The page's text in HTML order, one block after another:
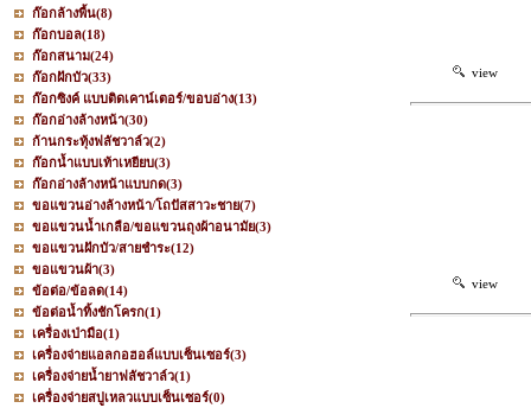
ก๊อกล้างพื้น(8)
ก๊อกบอล(18)
ก๊อกสนาม(24)
ก๊อกฝักบัว(33)
ก๊อกซิงค์ แบบติดเคาน์เตอร์/ขอบอ่าง(13)
ก๊อกอ่างล้างหน้า(30)
ก้านกระทุ้งฟลัชวาล์ว(2)
ก๊อกน้ำแบบเท้าเหยียบ(3)
ก๊อกอ่างล้างหน้าแบบกด(3)
ขอแขวนอ่างล้างหน้า/โถปัสสาวะชาย(7)
ขอแขวนน้ำเกลือ/ขอแขวนถุงผ้าอนามัย(3)
ขอแขวนฝักบัว/สายชำระ(12)
ขอแขวนผ้า(3)
ข้อต่อ/ข้อลด(14)
ข้อต่อน้ำทิ้งชักโครก(1)
เครื่องเป่ามือ(1)
เครื่องจ่ายแอลกอฮอล์แบบเซ็นเซอร์(3)
เครื่องจ่ายน้ำยาฟลัชวาล์ว(1)
เครื่องจ่ายสบู่เหลวแบบเซ็นเซอร์(0)
view
view